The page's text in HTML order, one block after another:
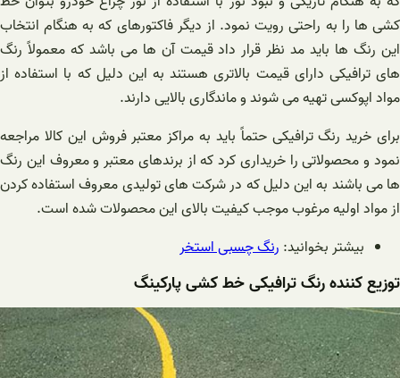
کشی ها را به راحتی رویت نمود. از دیگر فاکتورهای که به هنگام انتخاب
این رنگ ها باید مد نظر قرار داد قیمت آن ها می باشد که معمولاً رنگ
های ترافیکی دارای قیمت بالاتری هستند به این دلیل که با استفاده از
مواد اپوکسی تهیه می‌ شوند و ماندگاری بالایی دارند.
برای خرید رنگ ترافیکی حتماً باید به مراکز معتبر فروش این کالا مراجعه
نمود و محصولاتی را خریداری کرد که از برندهای معتبر و معروف این رنگ
ها می باشند به این دلیل که در شرکت‌ های تولیدی معروف استفاده کردن
از مواد اولیه مرغوب موجب کیفیت بالای این محصولات شده است.
بیشتر بخوانید: رنگ چسبی استخر
توزیع کننده رنگ ترافیکی خط کشی پارکینگ